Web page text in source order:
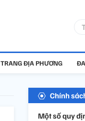
TRANG ĐỊA PHƯƠNG
Chính
Một số quy